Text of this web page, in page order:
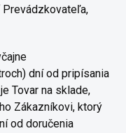
dní od pripísania
Tovar na sklade,
Zákazníkovi, ktorý
od doručenia